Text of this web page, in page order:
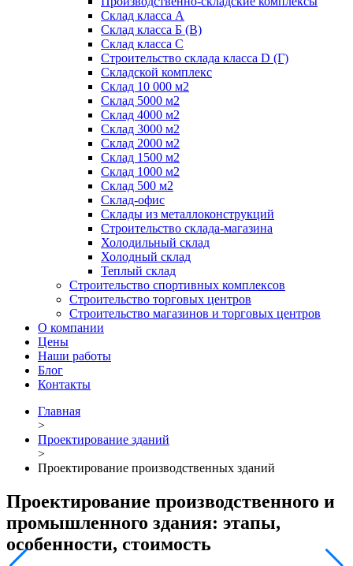
Склад класса А
Склад класса Б (B)
Склад класса С
Строительство склада класса D (Г)
Складской комплекс
Склад 10 000 м2
Склад 5000 м2
Склад 4000 м2
Склад 3000 м2
Склад 2000 м2
Склад 1500 м2
Склад 1000 м2
Склад 500 м2
Склад-офис
Склады из металлоконструкций
Строительство склада-магазина
Холодильный склад
Холодный склад
Теплый склад
Строительство спортивных комплексов
Строительство торговых центров
Строительство магазинов и торговых центров
О компании
Цены
Наши работы
Блог
Контакты
Главная
>
Проектирование зданий
>
Проектирование производственных зданий
Проектирование производственного и
промышленного здания: этапы,
особенности, стоимость